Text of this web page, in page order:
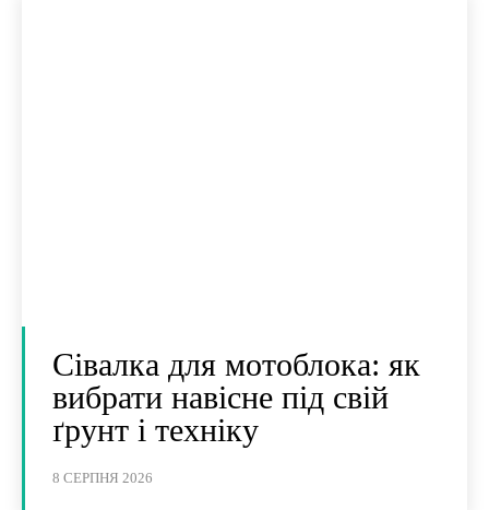
Сівалка для мотоблока: як
вибрати навісне під свій
ґрунт і техніку
8 СЕРПНЯ 2026